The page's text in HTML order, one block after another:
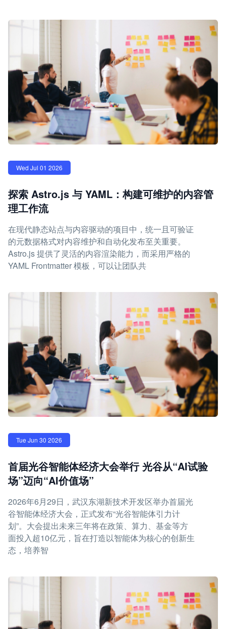
Wed Jul 01 2026
探索 Astro.js 与 YAML：构建可维护的内容管
理工作流
在现代静态站点与内容驱动的项目中，统一且可验证
的元数据格式对内容维护和自动化发布至关重要。
Astro.js 提供了灵活的内容渲染能力，而采用严格的
YAML Frontmatter 模板，可以让团队共
Tue Jun 30 2026
首届光谷智能体经济大会举行 光谷从“AI试验
场”迈向“AI价值场”
2026年6月29日，武汉东湖新技术开发区举办首届光
谷智能体经济大会，正式发布“光谷智能体引力计
划”。大会提出未来三年将在政策、算力、基金等方
面投入超10亿元，旨在打造以智能体为核心的创新生
态，培养智